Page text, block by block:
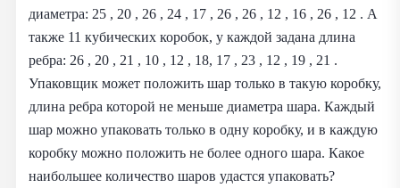
диаметра: 25 , 20 , 26 , 24 , 17 , 26 , 26 , 12 , 16 , 26 , 12 . А
также 11 кубических коробок, у каждой задана длина
ребра: 26 , 20 , 21 , 10 , 12 , 18, 17 , 23 , 12 , 19 , 21 .
Упаковщик может положить шар только в такую коробку,
длина ребра которой не меньше диаметра шара. Каждый
шар можно упаковать только в одну коробку, и в каждую
коробку можно положить не более одного шара. Какое
наибольшее количество шаров удастся упаковать?